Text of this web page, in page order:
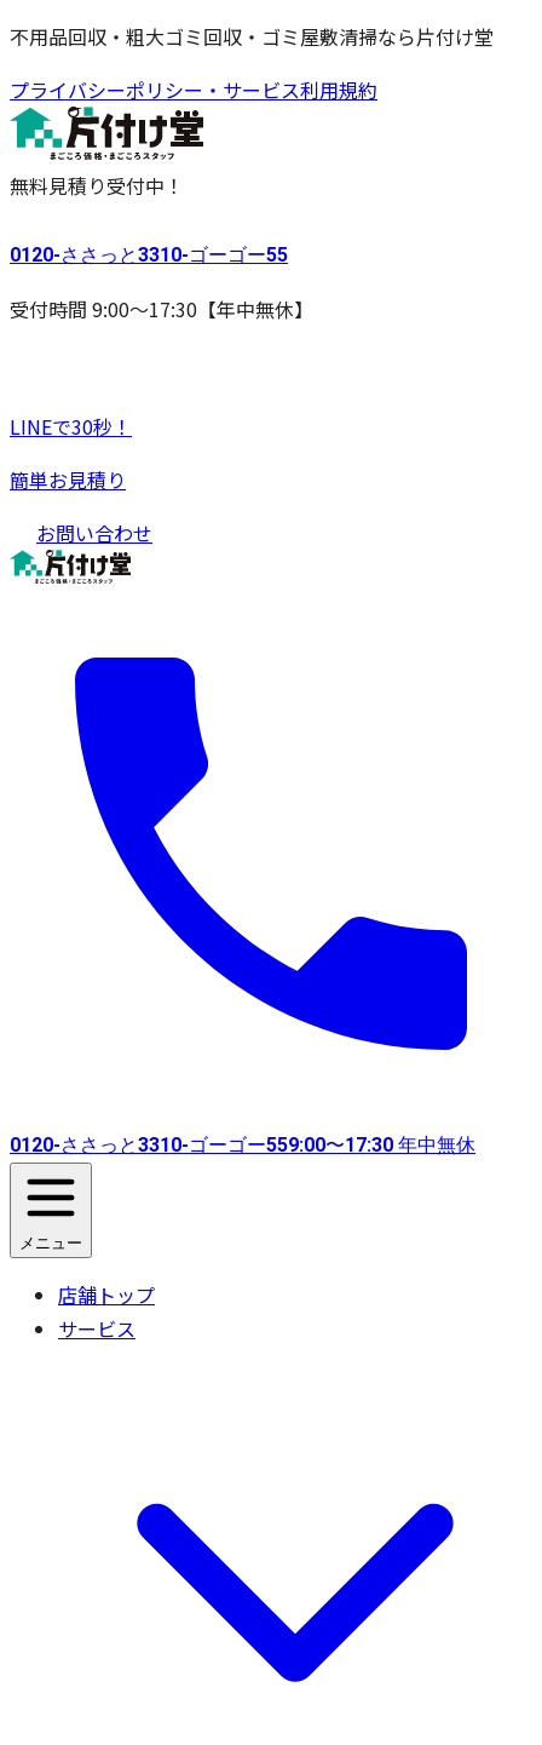
不用品回収・粗大ゴミ回収・ゴミ屋敷清掃なら片付け堂
プライバシーポリシー・サービス利用規約
無料見積り受付中！
0120-ささっと3310-ゴーゴー55
受付時間 9:00〜17:30【年中無休】
LINEで30秒！
簡単お見積り
お問い合わせ
0120-ささっと3310-ゴーゴー559:00〜17:30 年中無休
メニュー
店舗トップ
サービス